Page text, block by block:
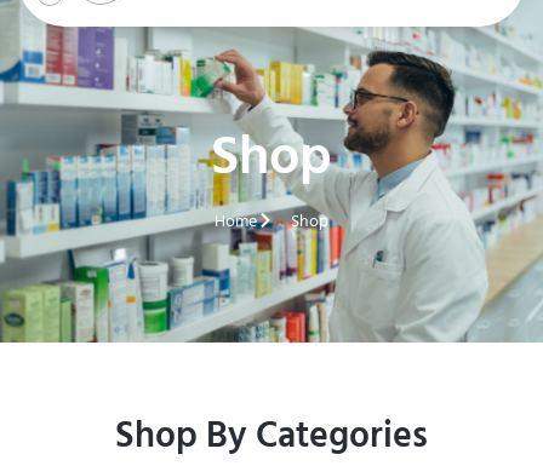
Shop
Home Shop
Shop By Categories